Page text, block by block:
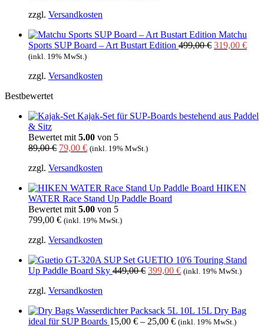
war:
ist:
zzgl. Versandkosten
Matchu
Sports SUP Board – Art Bustart Edition 499,00€ 319,00 €
(inkl. 19% MwSt.)
zzgl. Versandkosten
Bestbewertet
Kajak-Set für SUP-Boards bestehend aus Paddel
& Sitz
Bewertet mit 5.00 von 5
89,00€ Ursprünglicher
war:
79,00 €Aktueller
ist:
(inkl. 19% MwSt.)
zzgl. Versandkosten
HIKEN
WATER Race Stand Up Paddle Board
Bewertet mit 5.00 von 5
799,00 € (inkl. 19% MwSt.)
zzgl. Versandkosten
GUETIO 10'6 Touring Stand
Up Paddle Board Sky 449,00€ Ursprünglicher
399,00 €Aktueller
(inkl. 19% MwSt.)
zzgl. Versandkosten
Wasserdichter Packsack 5L 10L 15L Dry Bag
ideal für SUP Boards 15,00 € – 25,00 € (inkl. 19% MwSt.)